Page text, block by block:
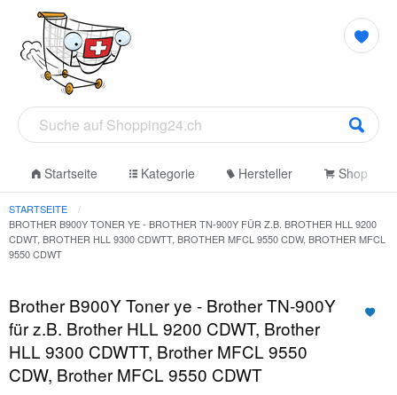
Startseite Kategorie Hersteller Shop
STARTSEITE
BROTHER B900Y TONER YE - BROTHER TN-900Y FÜR Z.B. BROTHER HLL 9200
CDWT, BROTHER HLL 9300 CDWTT, BROTHER MFCL 9550 CDW, BROTHER MFCL
9550 CDWT
Brother B900Y Toner ye - Brother TN-900Y
für z.B. Brother HLL 9200 CDWT, Brother
HLL 9300 CDWTT, Brother MFCL 9550
CDW, Brother MFCL 9550 CDWT